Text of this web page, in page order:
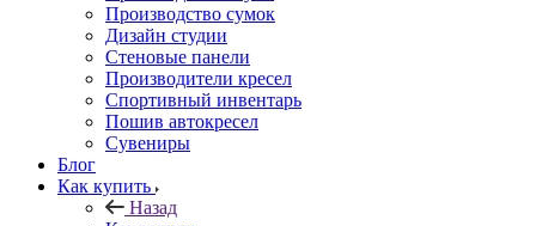
Производство сумок
Дизайн студии
Стеновые панели
Производители кресел
Спортивный инвентарь
Пошив автокресел
Сувениры
Блог
Как купить
Назад